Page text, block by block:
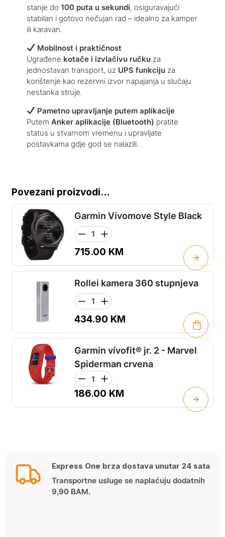
stanje do 100 puta u sekundi, osiguravajući
stabilan i gotovo nečujan rad – idealno za kamper
ili karavan.
Mobilnost i praktičnost
Ugrađene kotače i izvlačivu ručkuza
jednostavan transport, uz UPS funkcijuza
korištenje kao rezervni izvor napajanja u slučaju
nestanka struje.
Pametno upravljanje putem aplikacije
Putem Anker aplikacije (Bluetooth) pratite
status u stvarnom vremenu i upravljate
postavkama gdje god se nalazili.
Povezani proizvodi...
Garmin Vívomove Style Black
715.00 KM
Rollei kamera 360 stupnjeva
434.90 KM
Garmin vívofit® jr. 2 - Marvel
Spiderman crvena
186.00 KM
Express One brza dostava unutar 24 sata
Transportne usluge se naplaćuju dodatnih
9,90 BAM.